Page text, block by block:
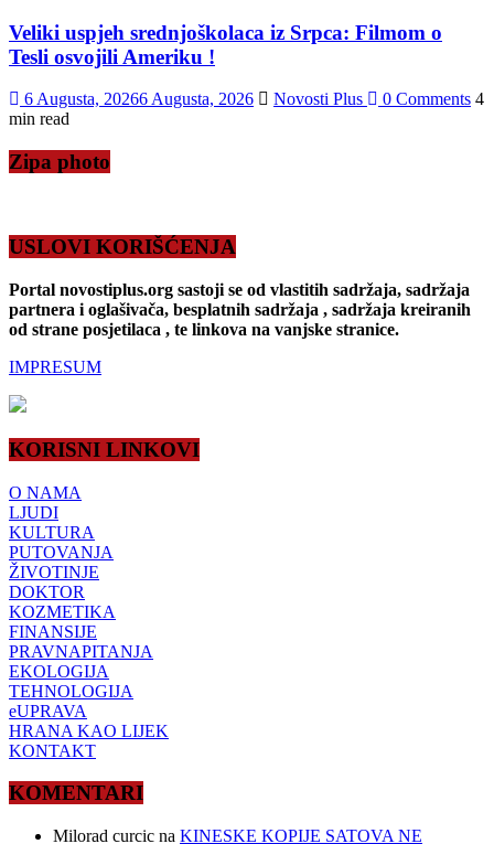
Veliki uspjeh srednjoškolaca iz Srpca: Filmom o
Tesli osvojili Ameriku !
6 Augusta, 20266 Augusta, 2026 Novosti Plus 0 Comments 4
min read
Zipa photo
USLOVI KORIŠĆENJA
Portal novostiplus.org sastoji se od vlastitih sadržaja, sadržaja
partnera i oglašivača, besplatnih sadržaja , sadržaja kreiranih
od strane posjetilaca , te linkova na vanjske stranice.
IMPRESUM
KORISNI LINKOVI
O NAMA
LJUDI
KULTURA
PUTOVANJA
ŽIVOTINJE
DOKTOR
KOZMETIKA
FINANSIJE
PRAVNAPITANJA
EKOLOGIJA
TEHNOLOGIJA
eUPRAVA
HRANA KAO LIJEK
KONTAKT
KOMENTARI
Milorad curcic na KINESKE KOPIJE SATOVA NE